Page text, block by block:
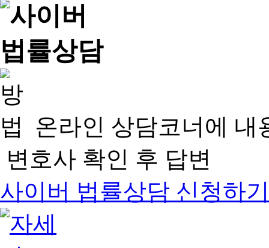
온라인 상담코너에 내
변호사 확인 후 답변
사이버 법률상담 신청하기